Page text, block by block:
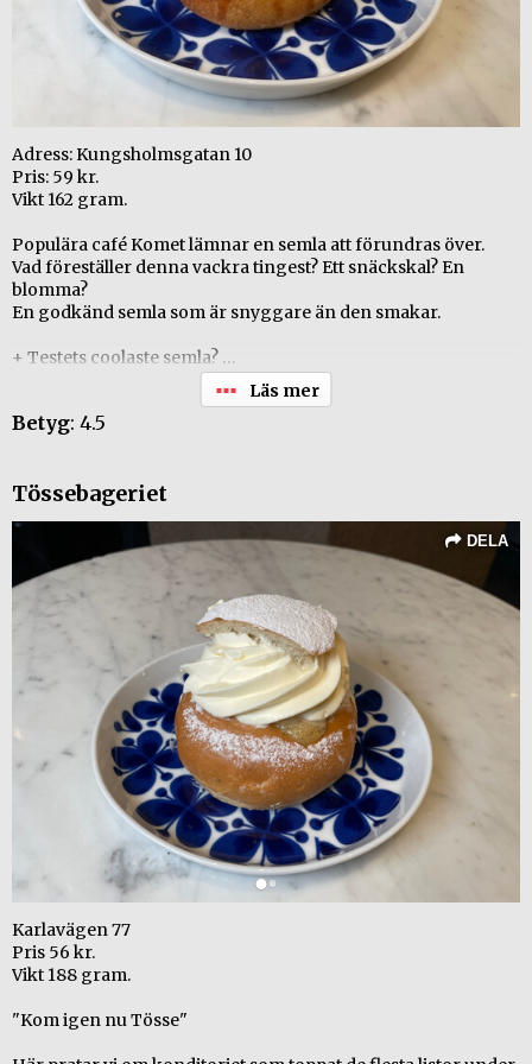
Adress: Kungsholmsgatan 10
Pris: 59 kr.
Vikt 162 gram.
Populära café Komet lämnar en semla att förundras över.
Vad föreställer denna vackra tingest? Ett snäckskal? En
blomma?
En godkänd semla som är snyggare än den smakar.
+ Testets coolaste semla?
+ Honoré spritsad grädde!
- På gränsen till övervispad grädde
Betyg: 4.5
Tössebageriet
DELA
Karlavägen 77
Pris 56 kr.
Vikt 188 gram.
"Kom igen nu Tösse"